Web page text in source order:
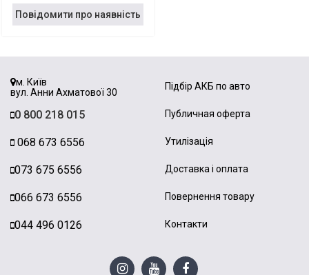
Повідомити про наявність
м. Київ
вул. Анни Ахматової 30
0 800 218 015
068 673 6556
073 675 6556
066 673 6556
044 496 0126
Підбір АКБ по авто
Публичная оферта
Утилізація
Доставка і оплата
Повернення товару
Контакти